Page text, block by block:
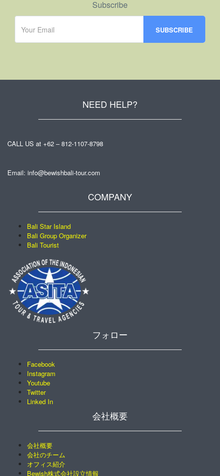
Subscribe
NEED HELP?
CALL US at +62 – 812-1107-8798
Email: info@bewishbali-tour.com
COMPANY
Bali Star Island
Bali Group Organizer
Bali Tourist
フォロー
Facebook
Instagram
Youtube
Twitter
Linked In
会社概要
会社概要
会社のチーム
オフィス紹介
Bewish株式会社設立情報